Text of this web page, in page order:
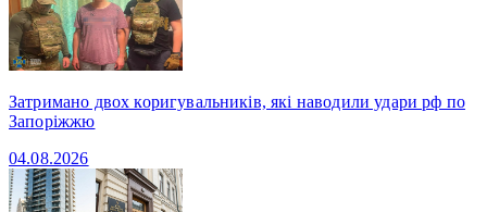
Затримано двох коригувальників, які наводили удари рф по
Запоріжжю
04.08.2026